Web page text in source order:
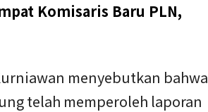
Komisaris Baru PLN,
menyebutkan bahwa
telah memperoleh laporan